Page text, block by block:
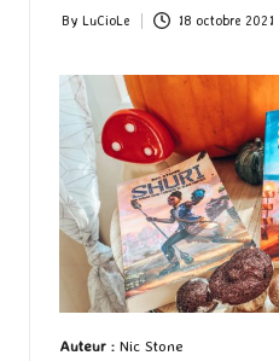
Posted
By LuCioLe 18 octobre 2021
Auteur : Nic Stone